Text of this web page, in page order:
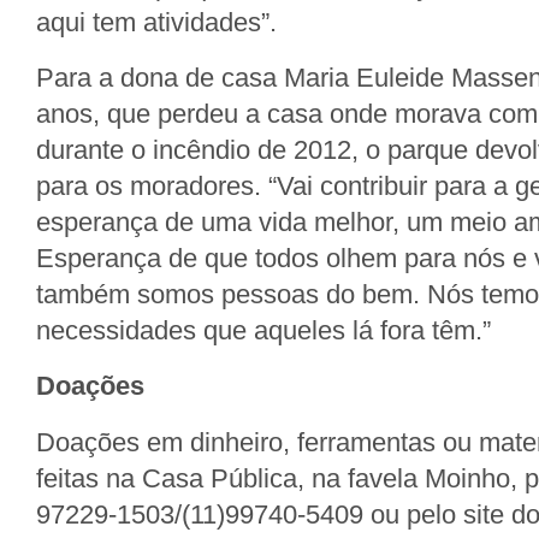
aqui tem atividades”.
Para a dona de casa Maria Euleide
anos, que perdeu a casa onde morava
durante o incêndio de 2012, o parque
para os moradores. “Vai contribuir para a
esperança de uma vida melhor, um meio
Esperança de que todos olhem para nós e
também somos pessoas do bem. Nós
necessidades que aqueles lá fora têm.”
Doações
Doações em dinheiro, ferramentas ou
feitas na Casa Pública, na favela Moinho,
97229-1503/(11)99740-5409 ou pelo site